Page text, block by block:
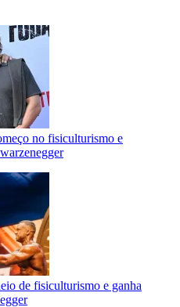
no fisiculturismo e
de fisiculturismo e ganha